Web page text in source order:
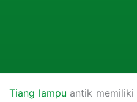
Tiang lampu antik